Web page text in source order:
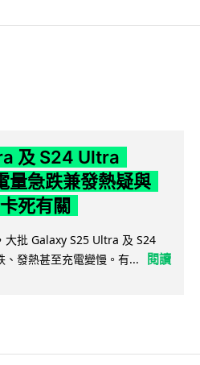
及 S24 Ultra
量急跌兼發熱疑與
死有關
批 Galaxy S25 Ultra 及 S24
發熱甚至充電變慢。有...
閱讀